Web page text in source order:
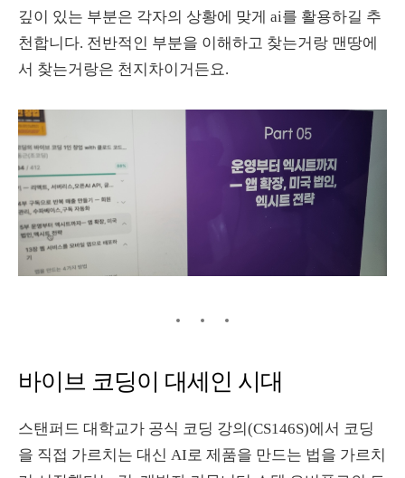
깊이 있는 부분은 각자의 상황에 맞게 ai를 활용하길 추
천합니다. 전반적인 부분을 이해하고 찾는거랑 맨땅에
서 찾는거랑은 천지차이거든요.
바이브 코딩이 대세인 시대
스탠퍼드 대학교가 공식 코딩 강의(CS146S)에서 코딩
을 직접 가르치는 대신 AI로 제품을 만드는 법을 가르치